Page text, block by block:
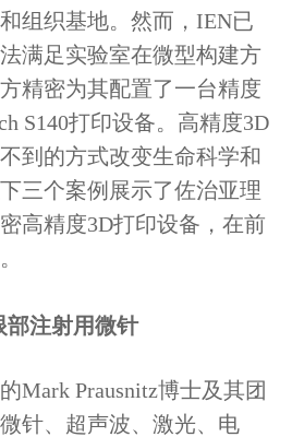
组织基地。然而，IEN已
满足实验室在微型构建方
精密为其配置了一台精度
S140打印设备。高精度3D
到的方式改变生命科学和
三个案例展示了佐治亚理
高精度3D打印设备，在前
部注射用微针
Mark Prausnitz博士及其团
针、超声波、激光、电